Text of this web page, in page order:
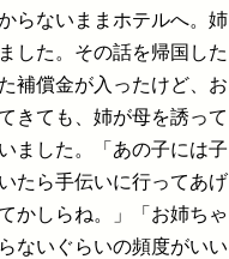
らないままホテルへ。姉
した。その話を帰国した
補償金が入ったけど、お
きても、姉が母を誘って
ました。「あの子には子
たら手伝いに行ってあげ
かしらね。」「お姉ちゃ
ないぐらいの頻度がいい